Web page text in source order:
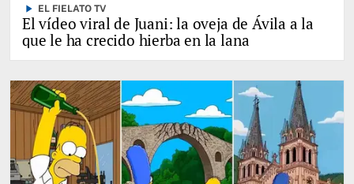
play_arrow EL FIELATO TV
El vídeo viral de Juani: la oveja de Ávila a la
que le ha crecido hierba en la lana